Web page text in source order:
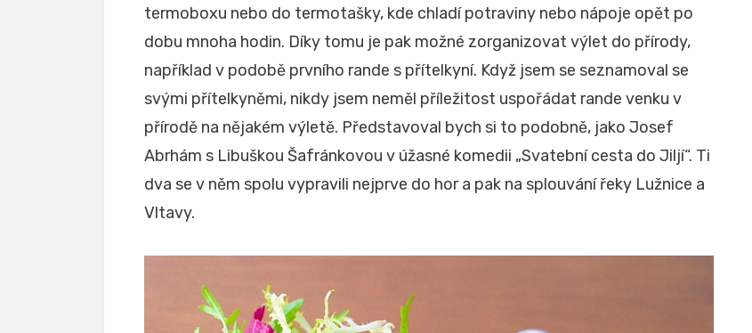
termoboxu nebo do termotašky, kde chladí potraviny nebo nápoje opět po
dobu mnoha hodin. Díky tomu je pak možné zorganizovat výlet do přírody,
například v podobě prvního rande s přítelkyní. Když jsem se seznamoval se
svými přítelkyněmi, nikdy jsem neměl příležitost uspořádat rande venku v
přírodě na nějakém výletě. Představoval bych si to podobně, jako Josef
Abrhám s Libuškou Šafránkovou v úžasné komedii „Svatební cesta do Jiljí“. Ti
dva se v něm spolu vypravili nejprve do hor a pak na splouvání řeky Lužnice a
Vltavy.